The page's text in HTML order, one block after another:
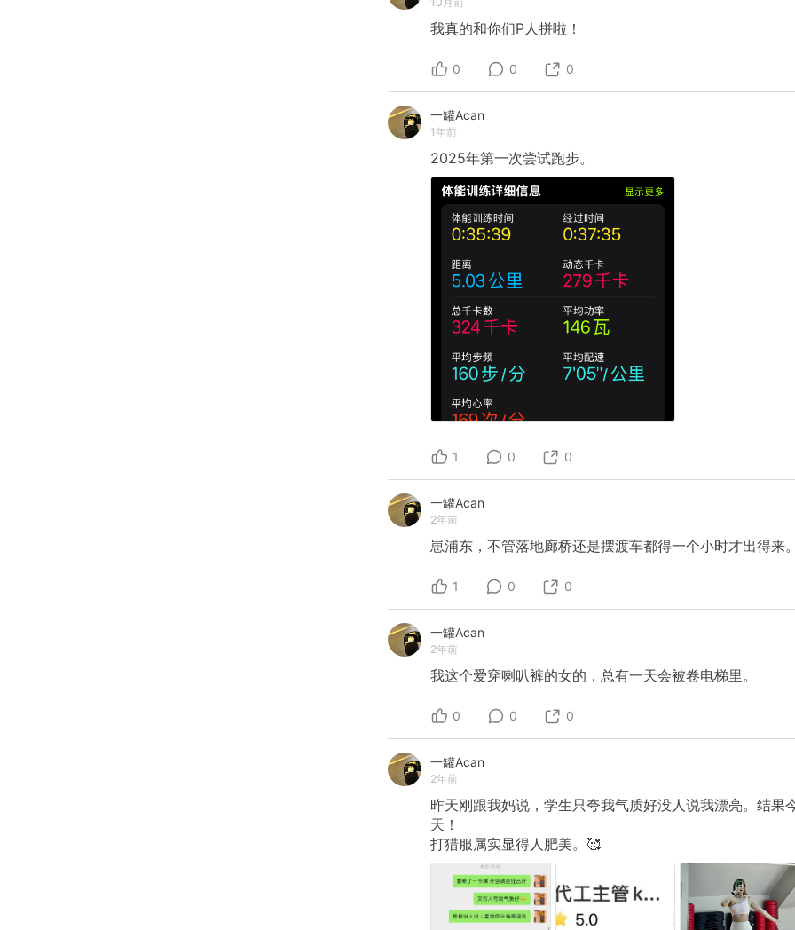
我真的和你们P人拼啦！
0 0 0
一罐Acan
1年前
2025年第一次尝试跑步。
1 0 0
一罐Acan
2年前
崽浦东，不管落地廊桥还是摆渡车都得一个小时才出得来
1 0 0
一罐Acan
2年前
我这个爱穿喇叭裤的女的，总有一天会被卷电梯里。
0 0 0
一罐Acan
2年前
昨天刚跟我妈说，学生只夸我气质好没人说我漂亮。结果
天！
打猎服属实显得人肥美。🥰